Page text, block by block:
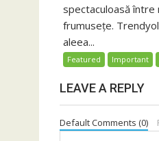
spectaculoasă între
frumusețe.
aleea...
Featured Important
LEAVE A REPLY
Default Comments (0)